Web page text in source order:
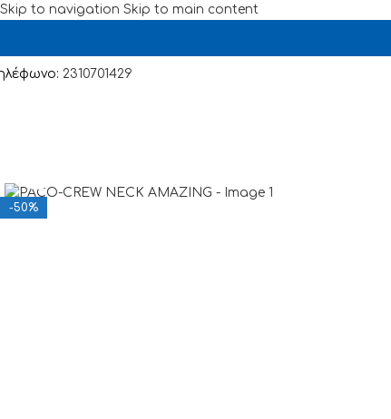
Skip to navigation Skip to main content
2310701429
-50%